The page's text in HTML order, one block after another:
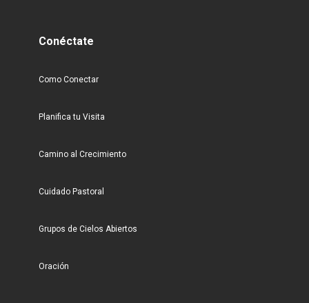
Conéctate
Como Conectar
Planifica tu Visita
Camino al Crecimiento
Cuidado Pastoral
Grupos de Cielos Abiertos
Oración